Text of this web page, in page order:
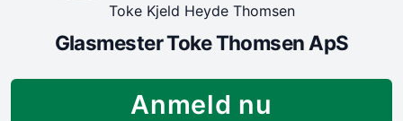
Toke Kjeld Heyde Thomsen
Glasmester Toke Thomsen ApS
Anmeld nu